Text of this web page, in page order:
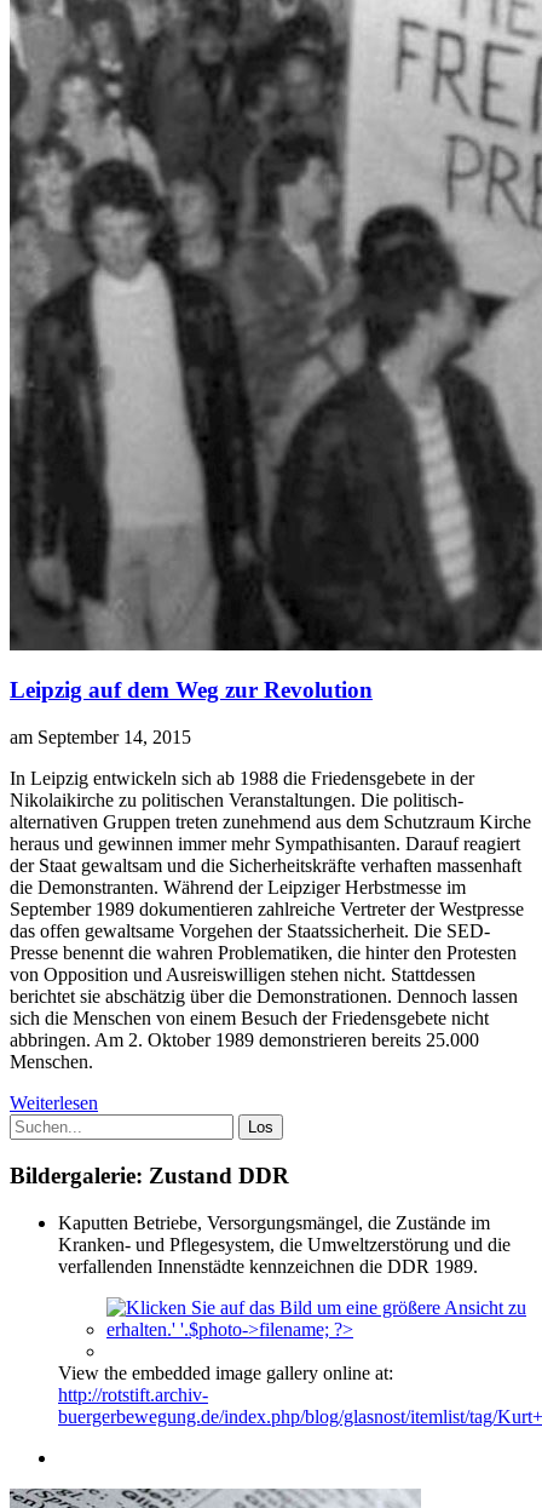
Leipzig auf dem Weg zur Revolution
am September 14, 2015
In Leipzig entwickeln sich ab 1988 die Friedensgebete in der
Nikolaikirche zu politischen Veranstaltungen. Die politisch-
alternativen Gruppen treten zunehmend aus dem Schutzraum Kirche
heraus und gewinnen immer mehr Sympathisanten. Darauf reagiert
der Staat gewaltsam und die Sicherheitskräfte verhaften massenhaft
die Demonstranten. Während der Leipziger Herbstmesse im
September 1989 dokumentieren zahlreiche Vertreter der Westpresse
das offen gewaltsame Vorgehen der Staatssicherheit. Die SED-
Presse benennt die wahren Problematiken, die hinter den Protesten
von Opposition und Ausreiswilligen stehen nicht. Stattdessen
berichtet sie abschätzig über die Demonstrationen. Dennoch lassen
sich die Menschen von einem Besuch der Friedensgebete nicht
abbringen. Am 2. Oktober 1989 demonstrieren bereits 25.000
Menschen.
Weiterlesen
Bildergalerie: Zustand DDR
Kaputten Betriebe, Versorgungsmängel, die Zustände im
Kranken- und Pflegesystem, die Umweltzerstörung und die
verfallenden Innenstädte kennzeichnen die DDR 1989.
View the embedded image gallery online at:
http://rotstift.archiv-
buergerbewegung.de/index.php/blog/glasnost/itemlist/tag/